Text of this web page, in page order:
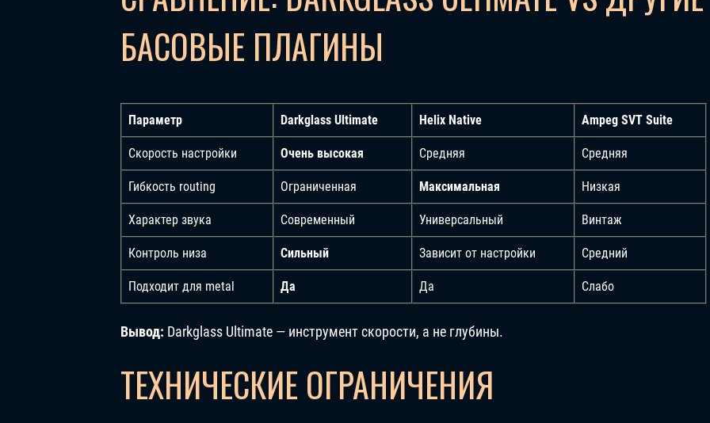
БАСОВЫЕ ПЛАГИНЫ
Параметр Darkglass Ultimate Helix Native Ampeg SVT Suite
Скорость настройки Очень высокая Средняя Средняя
Гибкость routing Ограниченная Максимальная Низкая
Характер звука Современный Универсальный Винтаж
Контроль низа Сильный Зависит от настройки Средний
Подходит для metal Да Да Слабо
Вывод: Darkglass Ultimate — инструмент скорости, а не глубины.
ТЕХНИЧЕСКИЕ ОГРАНИЧЕНИЯ